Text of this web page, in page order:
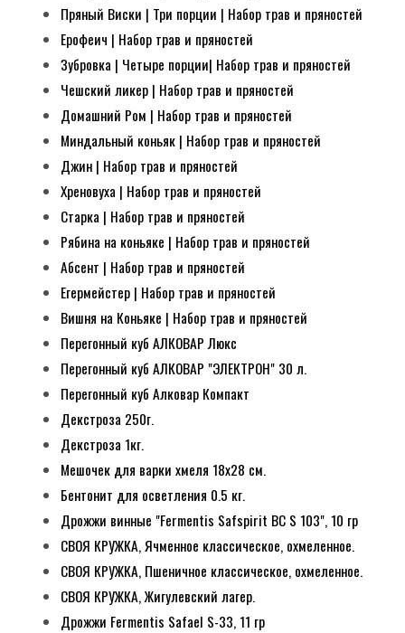
Пряный Виски | Три порции | Набор трав и пряностей
Ерофеич | Набор трав и пряностей
Зубровка | Четыре порции| Набор трав и пряностей
Чешский ликер | Набор трав и пряностей
Домашний Ром | Набор трав и пряностей
Миндальный коньяк | Набор трав и пряностей
Джин | Набор трав и пряностей
Хреновуха | Набор трав и пряностей
Старка | Набор трав и пряностей
Рябина на коньяке | Набор трав и пряностей
Абсент | Набор трав и пряностей
Егермейстер | Набор трав и пряностей
Вишня на Коньяке | Набор трав и пряностей
Перегонный куб АЛКОВАР Люкс
Перегонный куб АЛКОВАР "ЭЛЕКТРОН" 30 л.
Перегонный куб Алковар Компакт
Декстроза 250г.
Декстроза 1кг.
Мешочек для варки хмеля 18х28 см.
Бентонит для осветления 0.5 кг.
Дрожжи винные "Fermentis Safspirit BC S 103", 10 гр
СВОЯ КРУЖКА, Ячменное классическое, охмеленное.
СВОЯ КРУЖКА, Пшеничное классическое, охмеленное.
СВОЯ КРУЖКА, Жигулевский лагер.
Дрожжи Fermentis Safael S-33, 11 гр